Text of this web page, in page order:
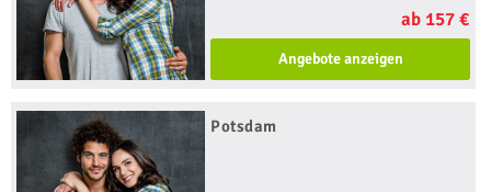
ab 157 €
Angebote anzeigen
Potsdam